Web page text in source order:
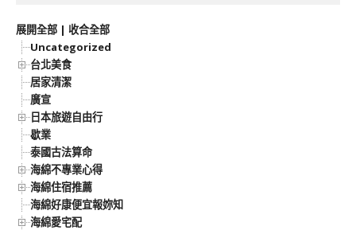
展開全部 | 收合全部
Uncategorized
台北美食
居家清潔
廣宣
日本旅遊自由行
歇業
泰國古法算命
海綿不專業心得
海綿住宿推薦
海綿好康便宜報妳知
海綿愛宅配